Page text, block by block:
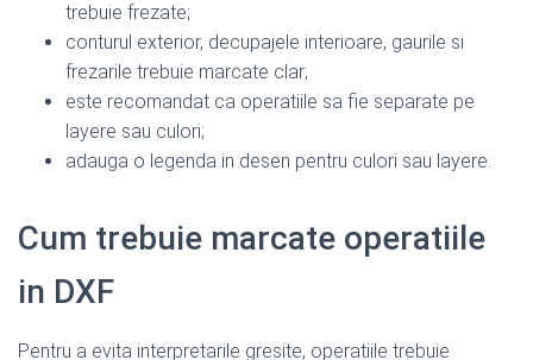
trebuie frezate;
conturul exterior, decupajele interioare, gaurile si
frezarile trebuie marcate clar;
este recomandat ca operatiile sa fie separate pe
layere sau culori;
adauga o legenda in desen pentru culori sau layere.
Cum trebuie marcate operatiile
in DXF
Pentru a evita interpretarile gresite, operatiile trebuie